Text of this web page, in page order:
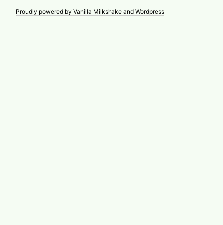
Proudly powered by Vanilla Milkshake and Wordpress